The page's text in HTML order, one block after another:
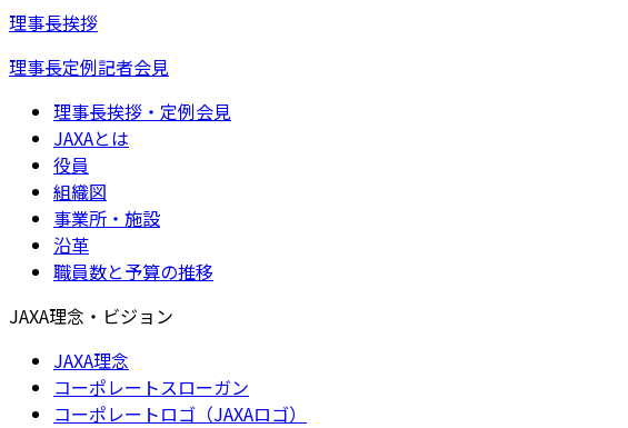
理事長挨拶
理事長定例記者会見
理事長挨拶・定例会見
JAXAとは
役員
組織図
事業所・施設
沿革
職員数と予算の推移
JAXA理念・ビジョン
JAXA理念
コーポレートスローガン
コーポレートロゴ（JAXAロゴ）